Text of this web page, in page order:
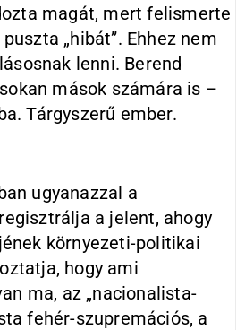
magát, mert felismerte
„hibát”. Ehhez nem
lenni. Berend
mások számára is –
Tárgyszerű ember.
ugyanazzal a
a jelent, ahogy
környezeti-politikai
hogy ami
ma, az „nacionalista-
fehér-szupremációs, a